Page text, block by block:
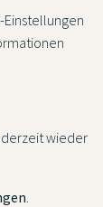
Einstellungen
wieder